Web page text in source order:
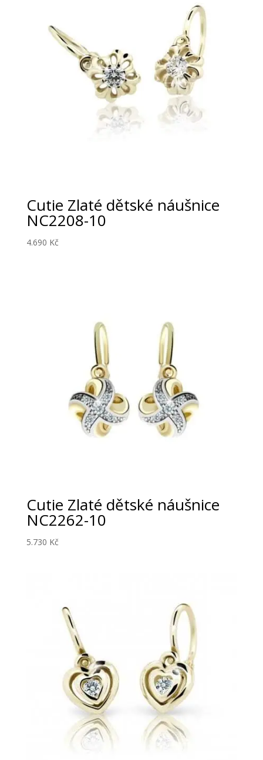
Cutie Zlaté dětské náušnice
NC2208-10
4.690 Kč
Cutie Zlaté dětské náušnice
NC2262-10
5.730 Kč